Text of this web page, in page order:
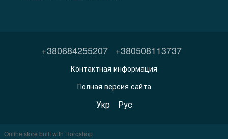
+380684255207 +380508113737
Контактная информация
Полная версия сайта
Укр Рус
Online store built with Horoshop